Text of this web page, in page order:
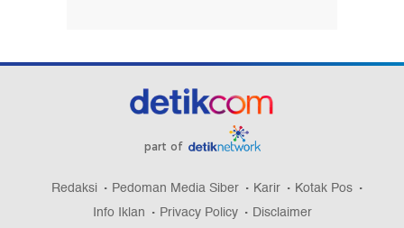
part of
Redaksi Pedoman Media Siber Karir
Kotak Pos
Info Iklan
Privacy Policy Disclaimer